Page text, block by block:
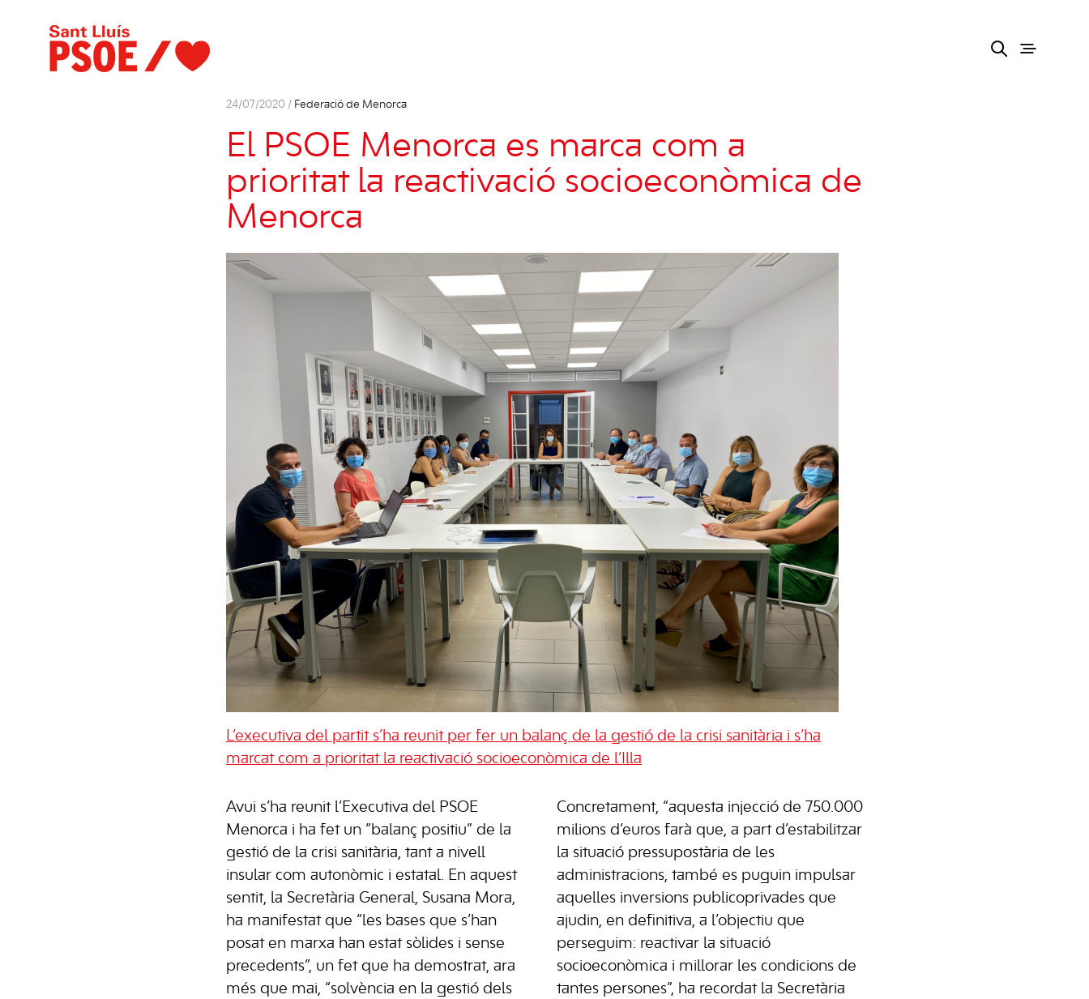
24/07/2020 / Federació de Menorca
El PSOE Menorca es marca com a
prioritat la reactivació socioeconòmica de
Menorca
L’executiva del partit s’ha reunit per fer un balanç de la gestió de la crisi sanitària i s’ha
marcat com a prioritat la reactivació socioeconòmica de l’Illa
Avui s’ha reunit l’Executiva del PSOE
Menorca i ha fet un “balanç positiu” de la
gestió de la crisi sanitària, tant a nivell
insular com autonòmic i estatal. En aquest
sentit, la Secretària General, Susana Mora,
ha manifestat que “les bases que s’han
posat en marxa han estat sòlides i sense
precedents”, un fet que ha demostrat, ara
més que mai, “solvència en la gestió dels
Concretament, “aquesta injecció de 750.000
milions d’euros farà que, a part d’estabilitzar
la situació pressupostària de les
administracions, també es puguin impulsar
aquelles inversions publicoprivades que
ajudin, en definitiva, a l’objectiu que
perseguim: reactivar la situació
socioeconòmica i millorar les condicions de
tantes persones”, ha recordat la Secretària